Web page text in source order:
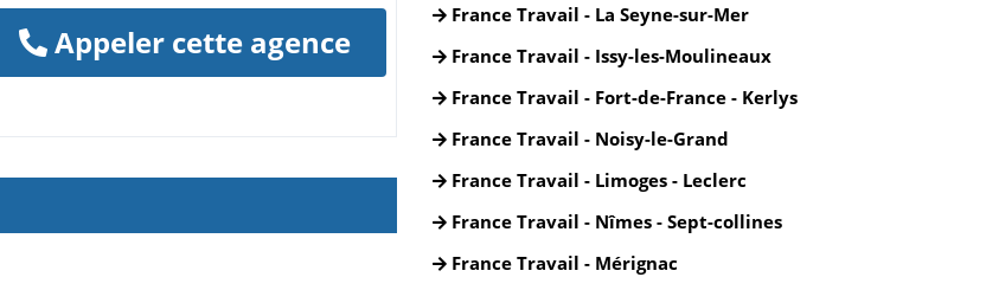
Appeler cette agence
France Travail - La Seyne-sur-Mer
France Travail - Issy-les-Moulineaux
France Travail - Fort-de-France - Kerlys
France Travail - Noisy-le-Grand
France Travail - Limoges - Leclerc
France Travail - Nîmes - Sept-collines
France Travail - Mérignac